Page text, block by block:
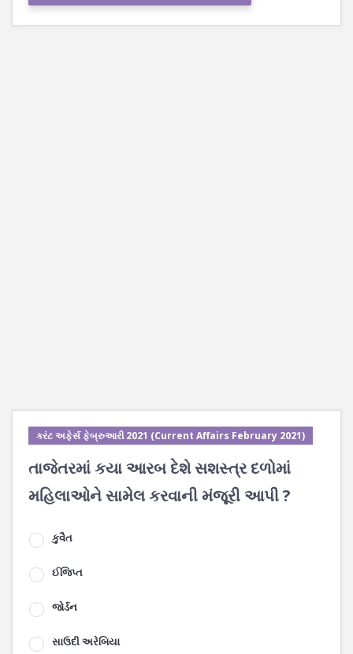
કરંટ અફેર્સ ફેબ્રુઆરી 2021 (Current Affairs February 2021)
તાજેતરમાં કયા આરબ દેશે સશસ્ત્ર દળોમાં
મહિલાઓને સામેલ કરવાની મંજૂરી આપી ?
કુવૈત
ઈજિપ્ત
જોર્ડન
સાઉદી અરેબિયા